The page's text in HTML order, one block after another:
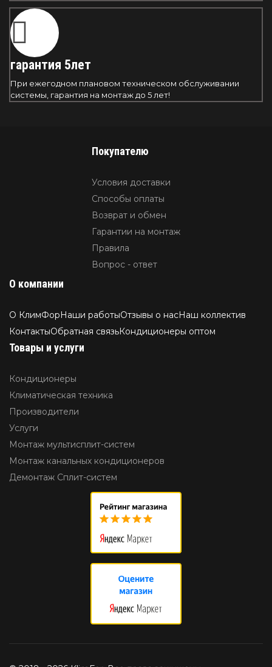
гарантия 5лет
При ежегодном плановом техническом обслуживании
системы, гарантия на монтаж до 5 лет!
Покупателю
Условия доставки
Способы оплаты
Возврат и обмен
Гарантии на монтаж
Правила
Вопрос - ответ
О компании
О КлимФорНаши работыОтзывы о насНаш коллектив
КонтактыОбратная связьКондиционеры оптом
Товары и услуги
Кондиционеры
Климатическая техника
Производители
Услуги
Монтаж мультисплит-систем
Монтаж канальных кондиционеров
Демонтаж Сплит-систем